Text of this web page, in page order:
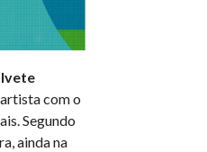
Ivete
com o
Segundo
ainda na